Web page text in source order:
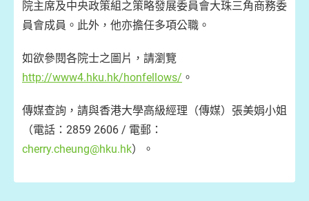
院主席及中央政策組之策略發展委員會大珠三角商務委
員會成員。此外，他亦擔任多項公職。
如欲參閱各院士之圖片，請瀏覽
http://www4.hku.hk/honfellows/ 。
傳媒查詢，請與香港大學高級經理（傳媒）張美娟小姐
（電話：2859 2606 / 電郵：
cherry.cheung@hku.hk）。